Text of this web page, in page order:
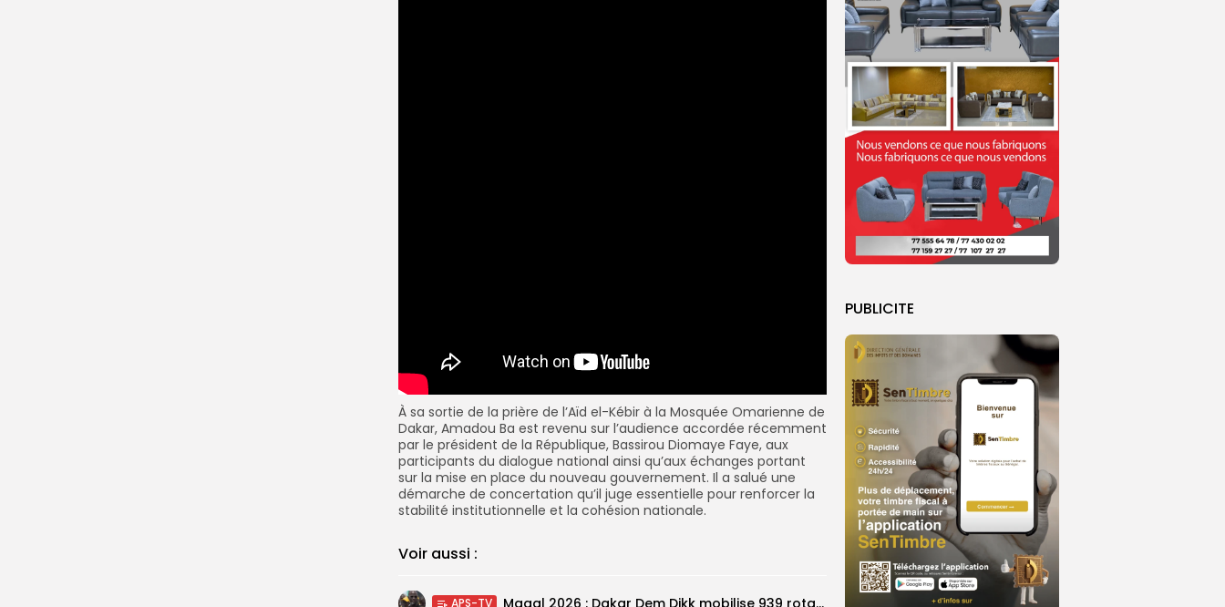
PUBLICITE
À sa sortie de la prière de l’Aïd el-Kébir à la Mosquée Omarienne de
Dakar, Amadou Ba est revenu sur l’audience accordée récemment
par le président de la République, Bassirou Diomaye Faye, aux
participants du dialogue national ainsi qu’aux échanges portant
sur la mise en place du nouveau gouvernement. Il a salué une
démarche de concertation qu’il juge essentielle pour renforcer la
stabilité institutionnelle et la cohésion nationale.
Voir aussi :
APS-TV Magal 2026 : Dakar Dem Dikk mobilise 939 rotations et transporte près...